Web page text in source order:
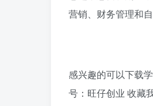
营销、财务管理和
感兴趣的可以下载
号：旺仔创业 收藏